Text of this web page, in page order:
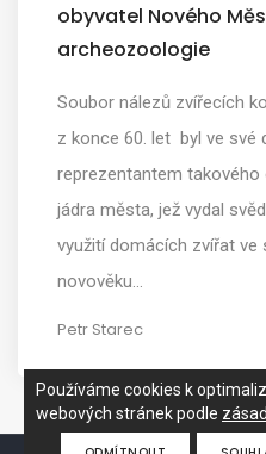
obyvatel Nového
archeozoologie
Soubor nálezů zvířecích
z konce 60. let byl ve své
reprezentantem
jádra města, jež vydal
využití domácích zvířat ve
novověku…
Petr Starec
Používáme cookies k
webových stránek podle